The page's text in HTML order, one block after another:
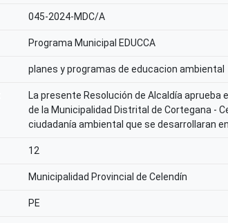
045-2024-MDC/A
Programa Municipal EDUCCA
planes y programas de educacion ambiental
La presente Resolución de Alcaldía aprueba
de la Municipalidad Distrital de Cortegana -
ciudadanía ambiental que se desarrollaran
12
Municipalidad Provincial de Celendín
PE